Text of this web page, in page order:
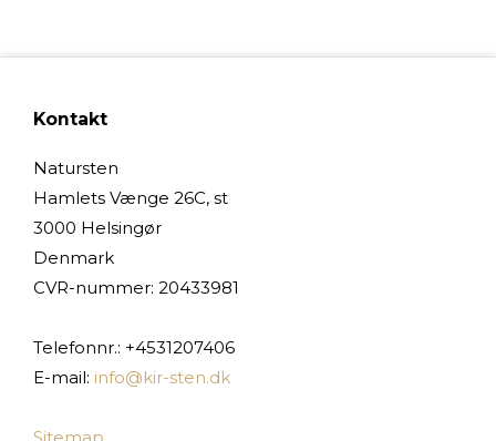
Kontakt
Natursten
Hamlets Vænge 26C, st
3000 Helsingør
Denmark
CVR-nummer: 20433981
Telefonnr.: +4531207406
E-mail: info@kir-sten.dk